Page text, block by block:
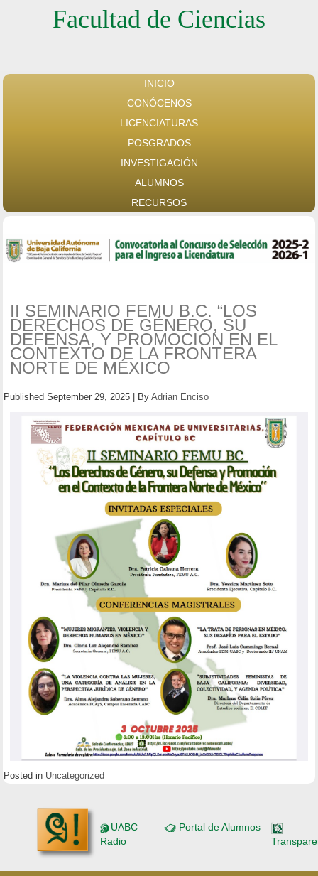
Facultad de Ciencias
INICIO
CONÓCENOS
LICENCIATURAS
POSGRADOS
INVESTIGACIÓN
ALUMNOS
RECURSOS
II SEMINARIO FEMU B.C. “LOS
DERECHOS DE GÉNERO, SU
DEFENSA, Y PROMOCIÓN EN EL
CONTEXTO DE LA FRONTERA
NORTE DE MÉXICO
Published September 29, 2025 By Adrian Enciso
Posted in Uncategorized
UABC
Radio
Portal de Alumnos